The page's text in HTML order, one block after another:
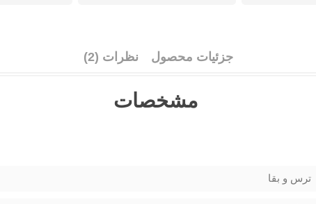
جزئیات محصول نظرات (2)
مشخصات
ترس و بقا